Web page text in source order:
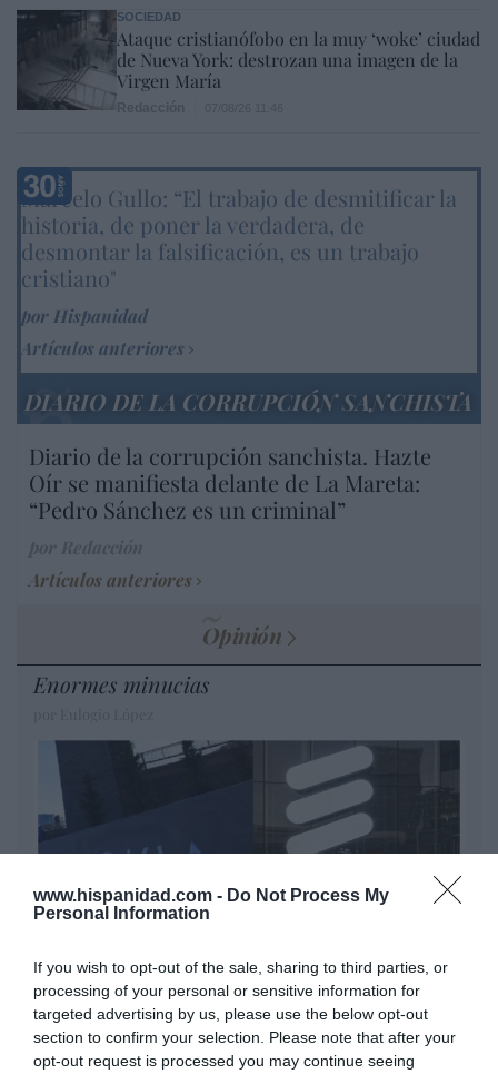
www.hispanidad.com - Do Not Process My
Personal Information
If you wish to opt-out of the sale, sharing to third parties, or
processing of your personal or sensitive information for
targeted advertising by us, please use the below opt-out
section to confirm your selection. Please note that after your
opt-out request is processed you may continue seeing
SOCIEDAD
Ataque cristianófobo en la muy ‘woke’ ciudad
de Nueva York: destrozan una imagen de la
Virgen María
Marcelo Gullo: “El trabajo de desmitificar la
historia, de poner la verdadera, de
desmontar la falsificación, es un trabajo
cristiano"
por Hispanidad
Artículos anteriores
DIARIO DE LA CORRUPCIÓN SANCHISTA
Diario de la corrupción sanchista. Hazte
Oír se manifiesta delante de La Mareta:
“Pedro Sánchez es un criminal”
Artículos anteriores
Opinión
Enormes minucias
Nokia, Ericsson... Huawei: lo que importan
son las patentes
Eulogio López